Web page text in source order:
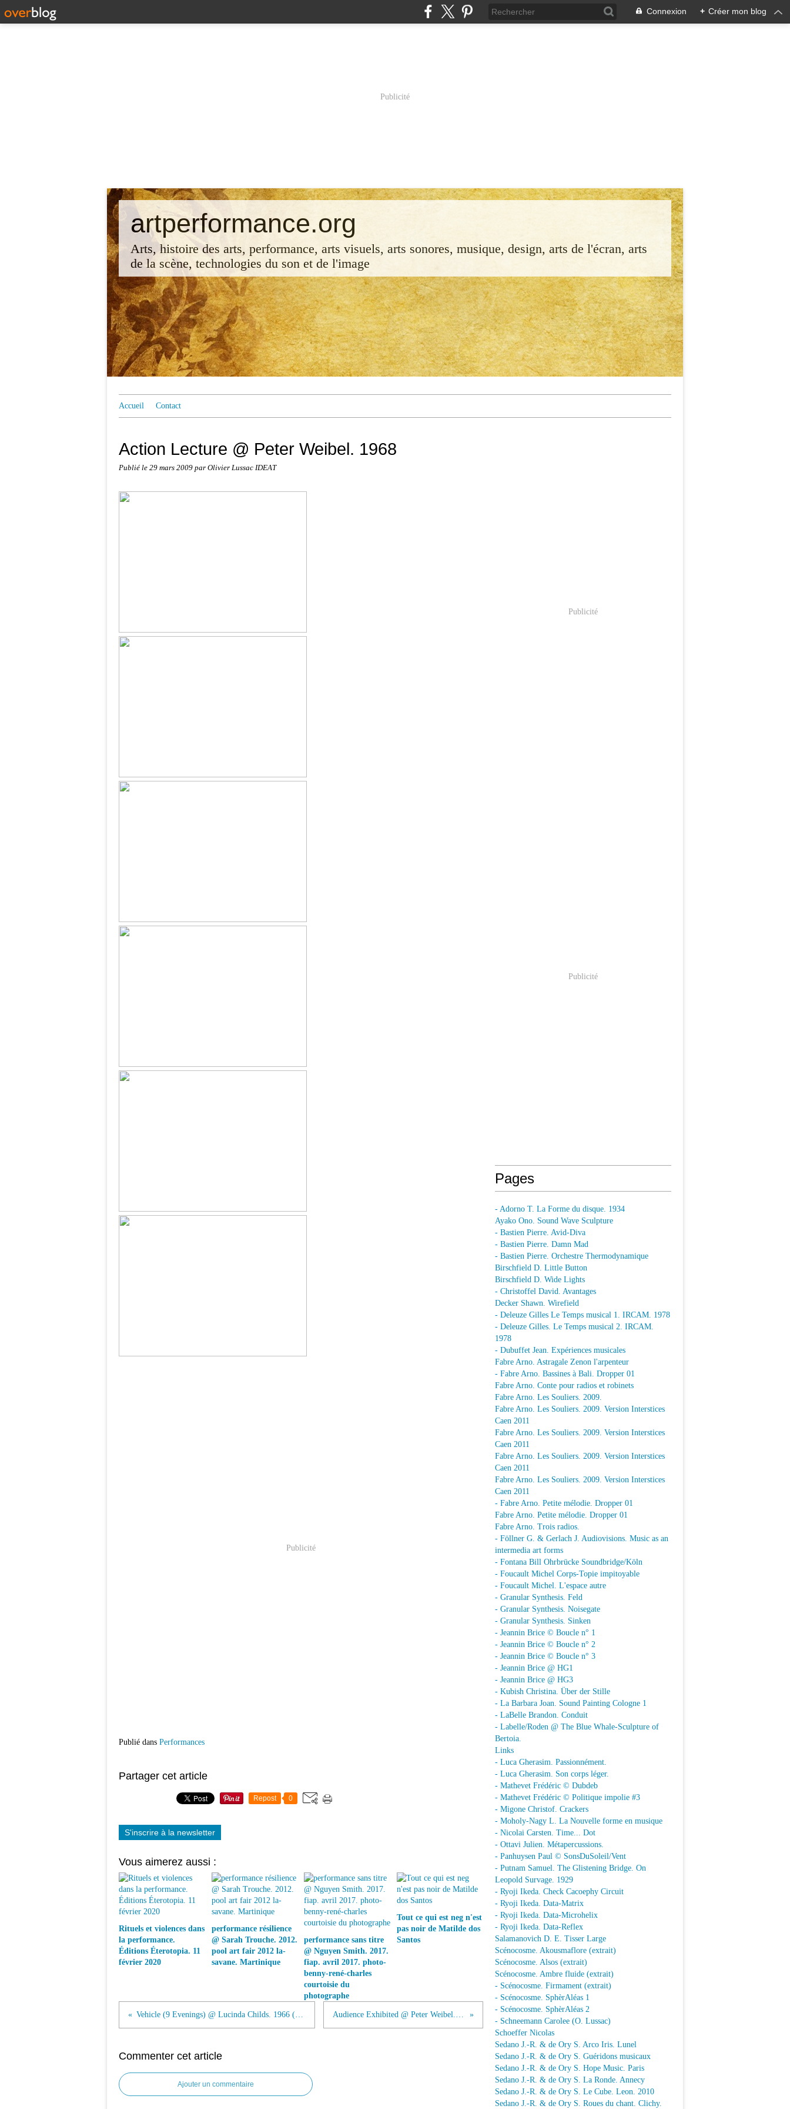
Connexion + Créer mon blog
Publicité
artperformance.org
Arts, histoire des arts, performance, arts visuels, arts sonores, musique, design, arts de l'écran, arts
de la scène, technologies du son et de l'image
Accueil Contact
Action Lecture @ Peter Weibel. 1968
Publié le 29 mars 2009 par Olivier Lussac IDEAT
Publicité
Publié dans Performances
Partager cet article
Repost 0
S'inscrire à la newsletter
Vous aimerez aussi :
Rituels et violences dans
la performance.
Éditions Éterotopia. 11
février 2020
performance résilience
@ Sarah Trouche. 2012.
pool art fair 2012 la-
savane. Martinique
performance sans titre
@ Nguyen Smith. 2017.
fiap. avril 2017. photo-
benny-rené-charles
courtoisie du
photographe
Tout ce qui est neg n'est
pas noir de Matilde dos
Santos
Vehicle (9 Evenings) @ Lucinda Childs. 1966 (danse) Audience Exhibited @ Peter Weibel. 1969
Commenter cet article
Ajouter un commentaire
Publicité
Publicité
Pages
- Adorno T. La Forme du disque. 1934
Ayako Ono. Sound Wave Sculpture
- Bastien Pierre. Avid-Diva
- Bastien Pierre. Damn Mad
- Bastien Pierre. Orchestre Thermodynamique
Birschfield D. Little Button
Birschfield D. Wide Lights
- Christoffel David. Avantages
Decker Shawn. Wirefield
- Deleuze Gilles Le Temps musical 1. IRCAM. 1978
- Deleuze Gilles. Le Temps musical 2. IRCAM.
1978
- Dubuffet Jean. Expériences musicales
Fabre Arno. Astragale Zenon l'arpenteur
- Fabre Arno. Bassines à Bali. Dropper 01
Fabre Arno. Conte pour radios et robinets
Fabre Arno. Les Souliers. 2009.
Fabre Arno. Les Souliers. 2009. Version Interstices
Caen 2011
Fabre Arno. Les Souliers. 2009. Version Interstices
Caen 2011
Fabre Arno. Les Souliers. 2009. Version Interstices
Caen 2011
Fabre Arno. Les Souliers. 2009. Version Interstices
Caen 2011
- Fabre Arno. Petite mélodie. Dropper 01
Fabre Arno. Petite mélodie. Dropper 01
Fabre Arno. Trois radios.
- Föllner G. & Gerlach J. Audiovisions. Music as an
intermedia art forms
- Fontana Bill Ohrbrücke Soundbridge/Köln
- Foucault Michel Corps-Topie impitoyable
- Foucault Michel. L'espace autre
- Granular Synthesis. Feld
- Granular Synthesis. Noisegate
- Granular Synthesis. Sinken
- Jeannin Brice © Boucle n° 1
- Jeannin Brice © Boucle n° 2
- Jeannin Brice © Boucle n° 3
- Jeannin Brice @ HG1
- Jeannin Brice @ HG3
- Kubish Christina. Über der Stille
- La Barbara Joan. Sound Painting Cologne 1
- LaBelle Brandon. Conduit
- Labelle/Roden @ The Blue Whale-Sculpture of
Bertoia.
Links
- Luca Gherasim. Passionnément.
- Luca Gherasim. Son corps léger.
- Mathevet Frédéric © Dubdeb
- Mathevet Frédéric © Politique impolie #3
- Migone Christof. Crackers
- Moholy-Nagy L. La Nouvelle forme en musique
- Nicolai Carsten. Time... Dot
- Ottavi Julien. Métapercussions.
- Panhuysen Paul © SonsDuSoleil/Vent
- Putnam Samuel. The Glistening Bridge. On
Leopold Survage. 1929
- Ryoji Ikeda. Check Cacoephy Circuit
- Ryoji Ikeda. Data-Matrix
- Ryoji Ikeda. Data-Microhelix
- Ryoji Ikeda. Data-Reflex
Salamanovich D. E. Tisser Large
Scénocosme. Akousmaflore (extrait)
Scénocosme. Alsos (extrait)
Scénocosme. Ambre fluide (extrait)
- Scénocosme. Firmament (extrait)
- Scénocosme. SphèrAléas 1
- Scénocosme. SphèrAléas 2
- Schneemann Carolee (O. Lussac)
Schoeffer Nicolas
Sedano J.-R. & de Ory S. Arco Iris. Lunel
Sedano J.-R. & de Ory S. Guéridons musicaux
Sedano J.-R. & de Ory S. Hope Music. Paris
Sedano J.-R. & de Ory S. La Ronde. Annecy
Sedano J.-R. & de Ory S. Le Cube. Leon. 2010
Sedano J.-R. & de Ory S. Roues du chant. Clichy.